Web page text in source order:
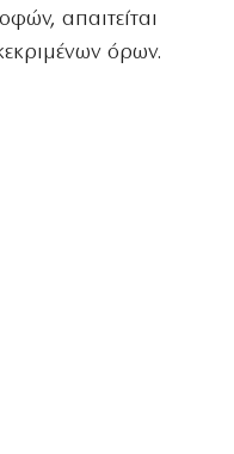
απαιτείται
όρων.